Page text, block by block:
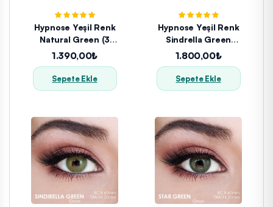
Hypnose Yeşil Renk
Natural Green (3
Aylık)
1.390,00₺
Sepete Ekle
Hypnose Yeşil Renk
Sindrella Green
(1YILLIK)
1.800,00₺
Sepete Ekle